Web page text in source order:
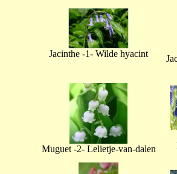
Jacinthe -1- Wilde hyacint
Muguet -2- Lelietje-van-dalen